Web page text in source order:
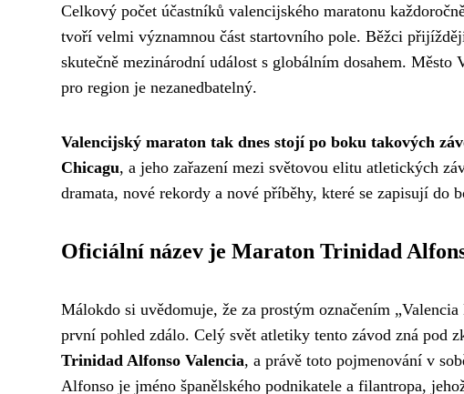
Celkový počet účastníků valencijského maratonu
tvoří velmi významnou část startovního pole. Běžci
skutečně mezinárodní událost s globálním dosahem.
pro region je nezanedbatelný.
Valencijský maraton tak dnes stojí po boku takových
Chicagu, a jeho zařazení mezi světovou elitu atletických
dramata, nové rekordy a nové příběhy, které se zapisují do
Oficiální název je Maraton Trinidad
Málokdo si uvědomuje, že za prostým označením
první pohled zdálo. Celý svět atletiky tento závod zná pod
Trinidad Alfonso Valencia, a právě toto pojmenování v
Alfonso je jméno španělského podnikatele a filantropa,